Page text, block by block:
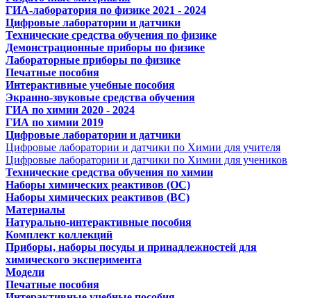
ГИА-лаборатория по физике 2021 - 2024
Цифровые лаборатории и датчики
Технические средства обучения по физике
Демонстрационные приборы по физике
Лабораторные приборы по физике
Печатные пособия
Интерактивные учебные пособия
Экранно-звуковые средства обучения
ГИА по химии 2020 - 2024
ГИА по химии 2019
Цифровые лаборатории и датчики
Цифровые лаборатории и датчики по Химии для учителя
Цифровые лаборатории и датчики по Химии для учеников
Технические средства обучения по химии
Наборы химических реактивов (ОС)
Наборы химических реактивов (ВС)
Материалы
Натурально-интерактивные пособия
Комплект коллекций
Приборы, наборы посуды и принадлежностей для
химического эксперимента
Модели
Печатные пособия